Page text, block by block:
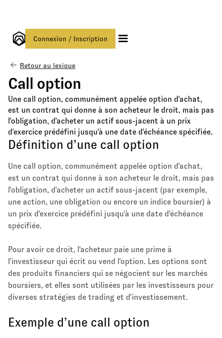
Connexion / Inscription
Retour au lexique
Call option
Une call option, communément appelée option d'achat,
est un contrat qui donne à son acheteur le droit, mais pas
l'obligation, d'acheter un actif sous-jacent à un prix
d'exercice prédéfini jusqu'à une date d'échéance spécifiée.
Définition d’une call option
Une call option, communément appelée option d'achat,
est un contrat qui donne à son acheteur le droit, mais pas
l'obligation, d'acheter un actif sous-jacent (par exemple,
une action, une obligation ou encore un indice boursier) à
un prix d'exercice prédéfini jusqu'à une date d'échéance
spécifiée.
Pour avoir ce droit, l'acheteur paie une prime à
l'investisseur qui écrit ou vend l'option. Les options sont
des produits financiers qui se négocient sur les marchés
boursiers, et elles sont utilisées par les investisseurs pour
diverses stratégies de trading et d'investissement.
Exemple d’une call option